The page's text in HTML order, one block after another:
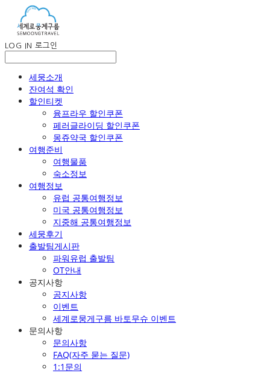
LOG IN 로그인
세뭉소개
잔여석 확인
할인티켓
융프라우 할인쿠폰
페러글라이딩 할인쿠폰
몽쥬약국 할인쿠폰
여행준비
여행물품
숙소정보
여행정보
유럽 공통여행정보
미국 공통여행정보
지중해 공통여행정보
세뭉후기
출발팀게시판
파워유럽 출발팀
OT안내
공지사항
공지사항
이벤트
세계로뭉게구름 바토무슈 이벤트
문의사항
문의사항
FAQ(자주 묻는 질문)
1:1문의